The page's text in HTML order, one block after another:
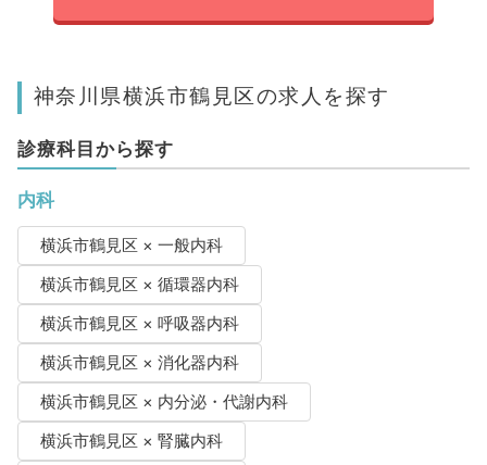
神奈川県横浜市鶴見区の求人を探す
診療科目から探す
内科
横浜市鶴見区 × 一般内科
横浜市鶴見区 × 循環器内科
横浜市鶴見区 × 呼吸器内科
横浜市鶴見区 × 消化器内科
横浜市鶴見区 × 内分泌・代謝内科
横浜市鶴見区 × 腎臓内科